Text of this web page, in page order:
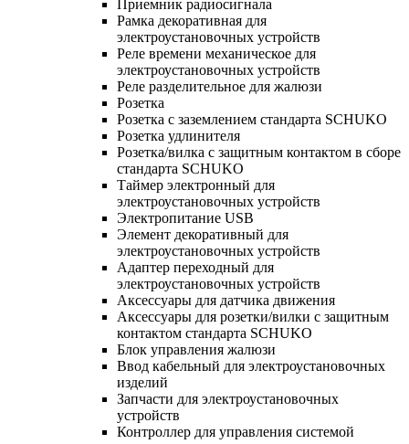
Приемник радиосигнала
Рамка декоративная для
электроустановочных устройств
Реле времени механическое для
электроустановочных устройств
Реле разделительное для жалюзи
Розетка
Розетка с заземлением стандарта SCHUKO
Розетка удлинителя
Розетка/вилка с защитным контактом в сборе
стандарта SCHUKO
Таймер электронный для
электроустановочных устройств
Электропитание USB
Элемент декоративный для
электроустановочных устройств
Адаптер переходный для
электроустановочных устройств
Аксессуары для датчика движения
Аксессуары для розетки/вилки с защитным
контактом стандарта SCHUKO
Блок управления жалюзи
Ввод кабельный для электроустановочных
изделий
Запчасти для электроустановочных
устройств
Контроллер для управления системой